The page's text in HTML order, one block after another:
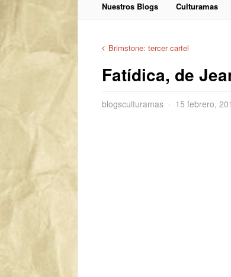
Nuestros Blogs Culturamas
Brimstone: tercer cartel
Fatídica, de
blogsculturamas 15 febrero,